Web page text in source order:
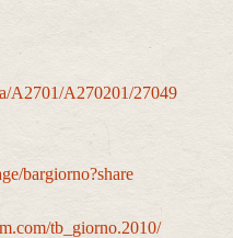
A2701/A270201/27049
bargiorno?share
tb_giorno.2010/